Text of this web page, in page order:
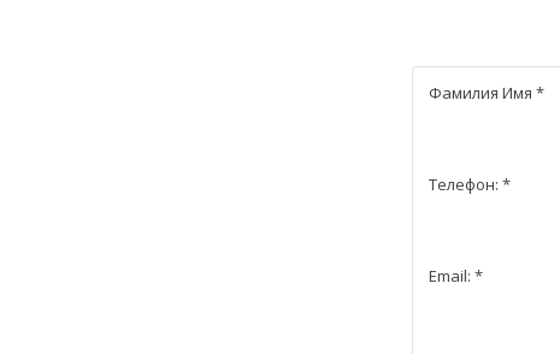
Фамилия Имя *
Телефон: *
Email: *